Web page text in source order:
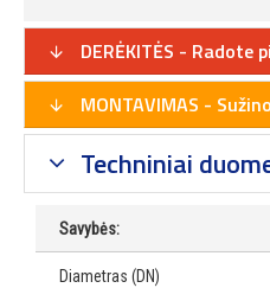
DERĖKITĖS - Radote
MONTAVIMAS -
Techniniai
Savybės:
Diametras (DN)